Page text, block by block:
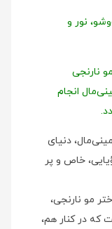
نور و
نارنجی
انجام
دنیای
خاص و پر
مو نارنجی،
که در کنار هم،